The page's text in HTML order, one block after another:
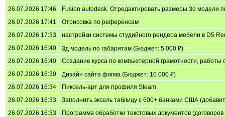
26.07.2026 17:46
Fusion autodesk. Отредактировать размеры 3d модели
26.07.2026 17:41
Отрисовка по референсам
26.07.2026 17:33
настройки системы студийного рендера мебели в D5
26.07.2026 16:40
3д модель по габаритам (Бюджет: 5 000 ₽)
26.07.2026 16:40
Создание курса по компьютерной грамотности, работы
26.07.2026 16:39
Дизайн сайта фигма (Бюджет: 10 000 ₽)
26.07.2026 16:34
Пиксель-арт для профиля Steam.
26.07.2026 16:33
Заполнить эксель таблицу с 600+ банками США
26.07.2026 16:33
Программа обработки текстовых документов